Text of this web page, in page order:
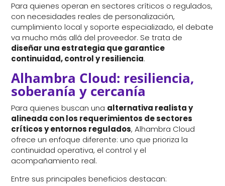
Para quienes operan en sectores críticos o regulados,
con necesidades reales de personalización,
cumplimiento local y soporte especializado, el debate
va mucho más allá del proveedor. Se trata de
diseñar una estrategia que garantice
continuidad, control y resiliencia.
Alhambra Cloud: resiliencia,
soberanía y cercanía
Para quienes buscan una alternativa realista y
alineada con los requerimientos de sectores
críticos y entornos regulados, Alhambra Cloud
ofrece un enfoque diferente: uno que prioriza la
continuidad operativa, el control y el
acompañamiento real.
Entre sus principales beneficios destacan: